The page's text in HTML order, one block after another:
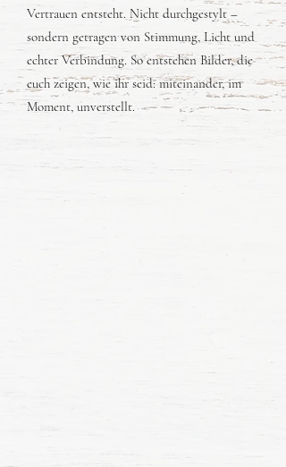
Vertrauen entsteht. Nicht durchgestylt –
sondern getragen von Stimmung, Licht und
echter Verbindung. So entstehen Bilder, die
euch zeigen, wie ihr seid: miteinander, im
Moment, unverstellt.